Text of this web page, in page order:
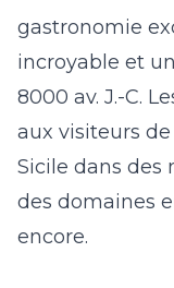
gastronomie
incroyable et
8000 av. J.-C.
aux visiteurs
Sicile dans des
des domaines
encore.